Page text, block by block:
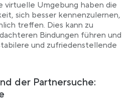
virtuelle Umgebung haben die
sich besser kennenzulernen,
treffen. Dies kann zu
Bindungen führen und
und zufriedenstellende
der Partnersuche: